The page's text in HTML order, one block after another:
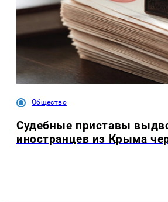
Общество
Судебные приставы
иностранцев из Крыма